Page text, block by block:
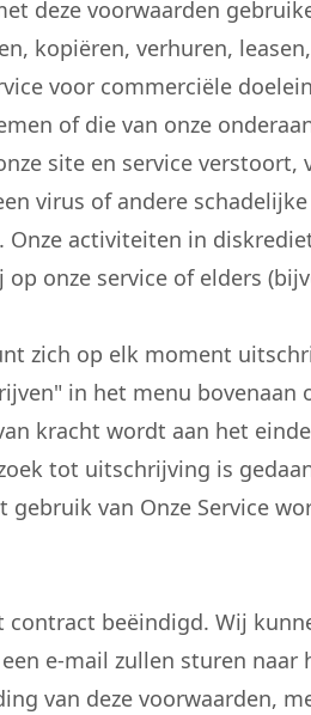
deze voorwaarden
kopiëren, verhuren,
voor commerciële
of die van onze
site en service
virus of andere
activiteiten in
onze service of elders
zich op elk moment
in het menu bovenaan
kracht wordt aan het
tot uitschrijving is
van Onze Service
contract beëindigd. Wij
e-mail zullen sturen
van deze voorwaarden,